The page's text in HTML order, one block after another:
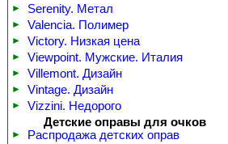
► Serenity. Метал
► Valencia. Полимер
► Victory. Низкая цена
► Viewpoint. Мужские. Италия
► Villemont. Дизайн
► Vintage. Дизайн
►
Vizzini. Недорого
Детские оправы для очков
► Распродажа детских оправ